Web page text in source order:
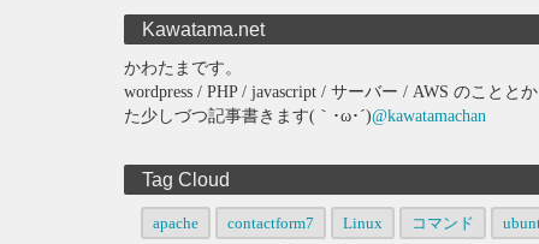
Kawatama.net
かわたまです。
wordpress / PHP / javascript / サーバー / AWS のこと
た少しづつ記事書きます(｀･ω･´)@kawatamachan
Tag Cloud
apache contactform7 Linux コマンド